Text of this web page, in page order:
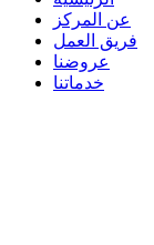
عن المركز
فريق العمل
عروضنا
خدماتنا